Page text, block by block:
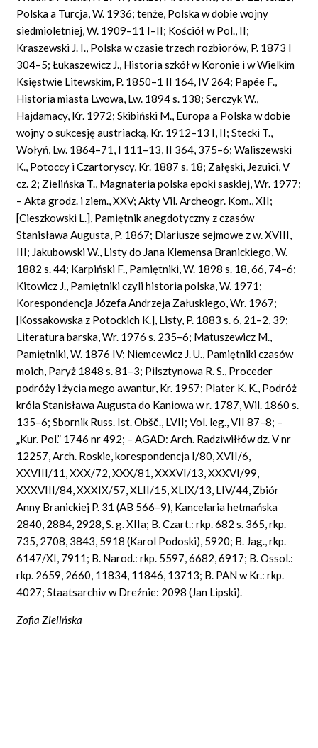
Polska a Turcja, W. 1936; tenże, Polska w dobie wojny
siedmioletniej, W. 1909–11 I–II; Kościół wPol., II;
Kraszewski J. I., Polska w czasie trzech rozbiorów, P. 1873 I
304–5; Łukaszewicz J., Historia szkół w Koronie i w Wielkim
Księstwie Litewskim, P. 1850–1 II 164, IV 264; Papée F.,
Historia miasta Lwowa, Lw. 1894 s. 138; Serczyk W.,
Hajdamacy, Kr. 1972; Skibiński M., Europa a Polska w dobie
wojny o sukcesję austriacką, Kr. 1912–13 I, II; Stecki T.,
Wołyń, Lw. 1864–71, I 111–13, II 364, 375–6; Waliszewski
K., Potoccy i Czartoryscy, Kr. 1887 s. 18; Załęski, Jezuici,V
cz. 2; Zielińska T., Magnateria polska epoki saskiej, Wr. 1977;
– Akta grodz. i ziem., XXV; AktyVil.Archeogr. Kom., XII;
[Cieszkowski L.], Pamiętnik anegdotyczny z czasów
Stanisława Augusta, P. 1867; Diariusze sejmowe z w. XVIII,
III; Jakubowski W., Listy do Jana Klemensa Branickiego, W.
1882 s. 44; Karpiński F., Pamiętniki, W. 1898 s. 18, 66, 74–6;
Kitowicz J., Pamiętniki czyli historia polska, W. 1971;
Korespondencja Józefa Andrzeja Załuskiego, Wr. 1967;
[Kossakowska z Potockich K.], Listy, P. 1883 s. 6, 21–2, 39;
Literatura barska, Wr. 1976 s. 235–6; Matuszewicz M.,
Pamiętniki, W. 1876 IV; Niemcewicz J. U., Pamiętniki czasów
moich, Paryż 1848 s. 81–3; Pilsztynowa R. S., Proceder
podróży i życia mego awantur, Kr. 1957; Plater K. K., Podróż
króla Stanisława Augusta do Kaniowa w r. 1787, Wil. 1860 s.
135–6; Sbornik Russ. Ist.Obšč., LVII; Vol. leg., VII 87–8; –
„Kur. Pol.” 1746 nr 492; – AGAD: Arch. Radziwiłłów dz. V nr
12257, Arch. Roskie, korespondencja I/80, XVII/6,
XXVIII/11, XXX/72, XXX/81, XXXVI/13, XXXVI/99,
XXXVIII/84, XXXIX/57, XLII/15, XLIX/13, LIV/44, Zbiór
Anny Branickiej P. 31 (AB 566–9), Kancelaria hetmańska
2840, 2884, 2928, S. g. XIIa; B. Czart.: rkp. 682 s. 365, rkp.
735, 2708, 3843, 5918 (Karol Podoski), 5920; B. Jag., rkp.
6147/XI, 7911; B. Narod.: rkp. 5597, 6682, 6917; B. Ossol.:
rkp. 2659, 2660, 11834, 11846, 13713; B. PAN w Kr.: rkp.
4027; Staatsarchiv w Dreźnie: 2098 (Jan Lipski).
Zofia Zielińska